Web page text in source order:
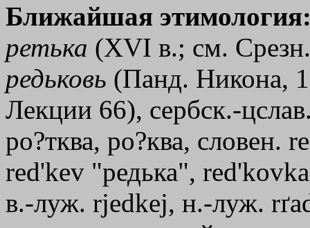
Ближайшая
ретька (ХVI в.; см.
редьковь (Панд. Никона,
Лекции 66), сербск.-
ро?тква, ро?ква,
rеd'kеv "редька", rеd'
в.-луж. rjedkej, н.-луж.